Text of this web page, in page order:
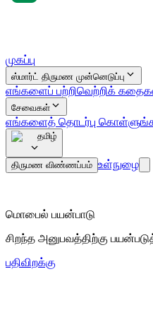
முகப்பு
ஸ்மார்ட் திருமண முன்னெடுப்பு
எங்களைப் பற்றிவெற்றிக்
சேவைகள்
எங்களைத் தொடர்பு
தமிழ்
திருமண விண்ணப்பம் உள்நுழை
மொபைல் பயன்பாடு
சிறந்த அனுபவத்திற்கு
பதிவிறக்கு